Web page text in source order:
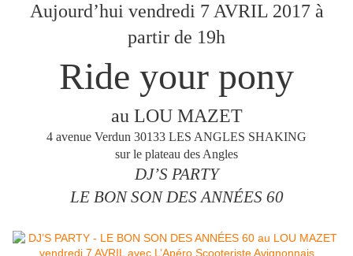
Aujourd’hui vendredi 7 AVRIL 2017 à
partir de 19h
Ride your pony
au LOU MAZET
4 avenue Verdun 30133 LES ANGLES SHAKING
sur le plateau des Angles
DJ’S PARTY
LE BON SON DES ANNÉES 60